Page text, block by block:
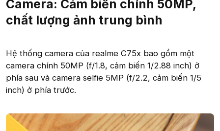
Camera: Cảm biến chính 50MP,
chất lượng ảnh trung bình
Hệ thống camera của realme C75x bao gồm một
camera chính 50MP (f/1.8, cảm biến 1/2.88 inch) ở
phía sau và camera selfie 5MP (f/2.2, cảm biến 1/5
inch) ở phía trước.